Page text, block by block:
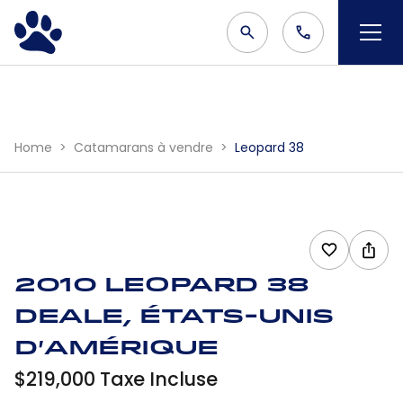
Home Catamarans à vendre Leopard 38
2010 Leopard 38
Deale, États-Unis
d'Amérique
$219,000 Taxe Incluse